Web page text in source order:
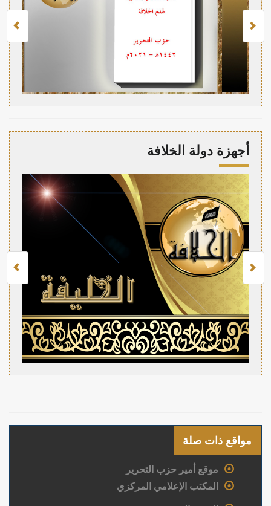
أجهزة دولة الخلافة
مواقع ذات صلة
موقع أمير حزب التحرير
المكتب الإعلامي المركزي